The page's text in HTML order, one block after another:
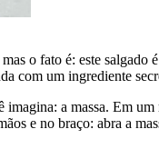
o fato é: este
com um ingrediente
a massa. Em
e no braço: abra a